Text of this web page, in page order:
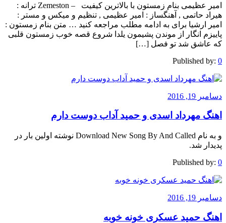
امیر عظیمی بنام زمستون با بالاترین کیفیت – Zemeston ترانه :
هیراد حاتمی , آهنگساز : امیر عظیمی , تنظیم و میکس و مستر :
امیر ارشیا برای به ادامه مطلب مراجعه کنید … متن بنام زمستون :
پاییزم انگار از موندن پشیمون یلدا شروع قصه خوب زمستون قلبی
که عاشق شد تو فصل […]
Published by: 0
دسامبر 19, 2016
اهنگ مهرداد اسدی و حمید آداب دوست دارم
و به نام Download New Song By And Called نوشته اولین بار در
پدیدار شد.
Published by: 0
دسامبر 19, 2016
اهنگ حمید عسکری خونه خوبه